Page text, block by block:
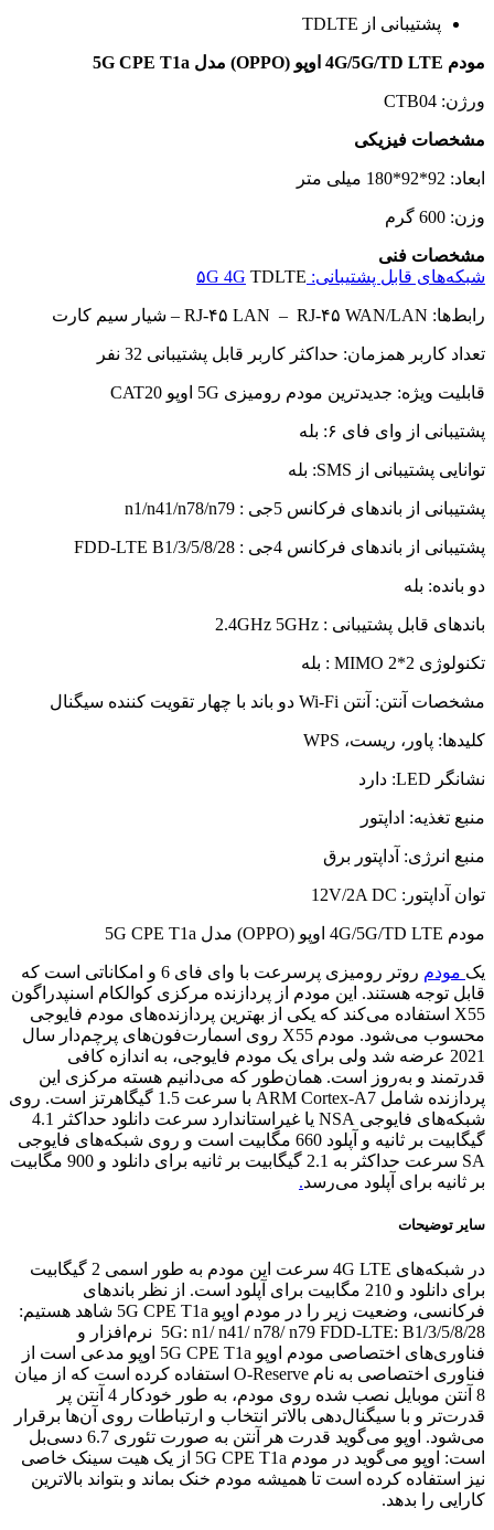
پشتیبانی از TDLTE
مودم 4G/5G/TD LTE اوپو (OPPO) مدل 5G CPE T1a
ورژن: CTB04
مشخصات فیزیکی
ابعاد: 92*92*180 میلی متر
وزن: 600 گرم
مشخصات فنی
شبکه‌های قابل پشتیبانی: ۵G 4G TDLTE
رابط‌ها: RJ-۴۵ LAN – RJ-۴۵ WAN/LAN – شیار سیم کارت
تعداد کاربر همزمان: حداکثر کاربر قابل پشتیبانی 32 نفر
قابلیت ویژه: جدیدترین مودم رومیزی 5G اوپو CAT20
پشتیبانی از وای فای ۶: بله
توانایی پشتیبانی از SMS: بله
پشتیبانی از باندهای فرکانس 5جی : n1/n41/n78/n79
پشتیبانی از باندهای فرکانس 4جی : FDD-LTE B1/3/5/8/28
دو بانده: بله
باندهای قابل پشتیبانی : 2.4GHz 5GHz
تکنولوژی MIMO 2*2 : بله
مشخصات آنتن: آنتن Wi-Fi دو باند با چهار تقویت کننده سیگنال
کلیدها: پاور، ریست، WPS
نشانگر LED: دارد
منبع تغذیه: اداپتور
منبع انرژی: آداپتور برق
توان آداپتور: 12V/2A DC
مودم 4G/5G/TD LTE اوپو (OPPO) مدل 5G CPE T1a
یک مودم
روتر رومیزی پرسرعت با وای فای 6 و امکاناتی است که
قابل توجه هستند. این مودم از پردازنده مرکزی کوالکام اسنپدراگون
X55 استفاده می‌کند که یکی از بهترین پردازنده‌های مودم فایوجی
محسوب می‌شود. مودم X55 روی اسمارت‌فون‌های پرچم‌دار سال
2021 عرضه شد ولی برای یک مودم فایوجی، به اندازه کافی
قدرتمند و به‌روز است. همان‌طور که می‌دانیم هسته مرکزی این
پردازنده شامل ARM Cortex-A7 با سرعت 1.5 گیگاهرتز است. روی
شبکه‌های فایوجی NSA یا غیراستاندارد سرعت دانلود حداکثر 4.1
گیگابیت بر ثانیه و آپلود 660 مگابیت است و روی شبکه‌های فایوجی
SA سرعت حداکثر به 2.1 گیگابیت بر ثانیه برای دانلود و 900 مگابیت
بر ثانیه برای آپلود می‌رسد.
سایر توضیحات
در شبکه‌های 4G LTE سرعت این مودم به طور اسمی 2 گیگابیت
برای دانلود و 210 مگابیت برای آپلود است. از نظر باندهای
فرکانسی، وضعیت زیر را در مودم اوپو 5G CPE T1a شاهد هستیم:
5G: n1/ n41/ n78/ n79 FDD-LTE: B1/3/5/8/28 نرم‌افزار و
فناوری‌های اختصاصی مودم اوپو 5G CPE T1a اوپو مدعی است از
فناوری اختصاصی به نام O-Reserve استفاده کرده است که از میان
8 آنتن موبایل نصب شده روی مودم، به طور خودکار 4 آنتن پر
قدرت‌تر و با سیگنال‌دهی بالاتر انتخاب و ارتباطات روی آن‌ها برقرار
می‌شود. اوپو می‌گوید قدرت هر آنتن به صورت تئوری 6.7 دسی‌بل
است: اوپو می‌گوید در مودم 5G CPE T1a از یک هیت سینک خاصی
نیز استفاده کرده است تا همیشه مودم خنک بماند و بتواند بالاترین
کارایی را بدهد.